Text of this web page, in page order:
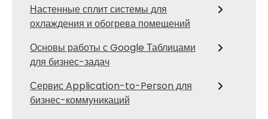
Настенные сплит системы для
охлаждения и обогрева помещений
Основы работы с Google Таблицами
для бизнес-задач
Сервис Application-to-Person для
бизнес-коммуникаций